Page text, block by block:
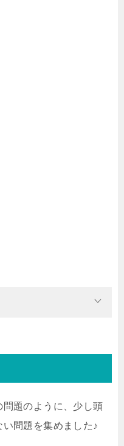
題のように、少し頭
問題を集めました♪